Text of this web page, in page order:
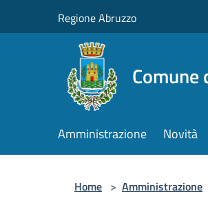
Regione Abruzzo
Comune
Amministrazione Novità
Home > Amministrazione